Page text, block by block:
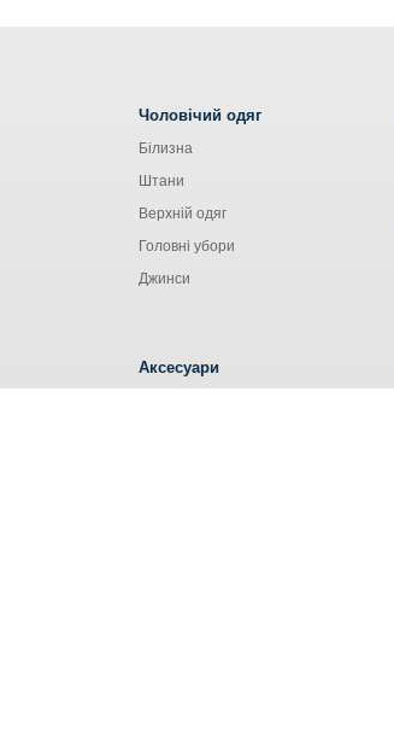
Чоловічий одяг
Білизна
Штани
Верхній одяг
Головні убори
Джинси
Аксесуари